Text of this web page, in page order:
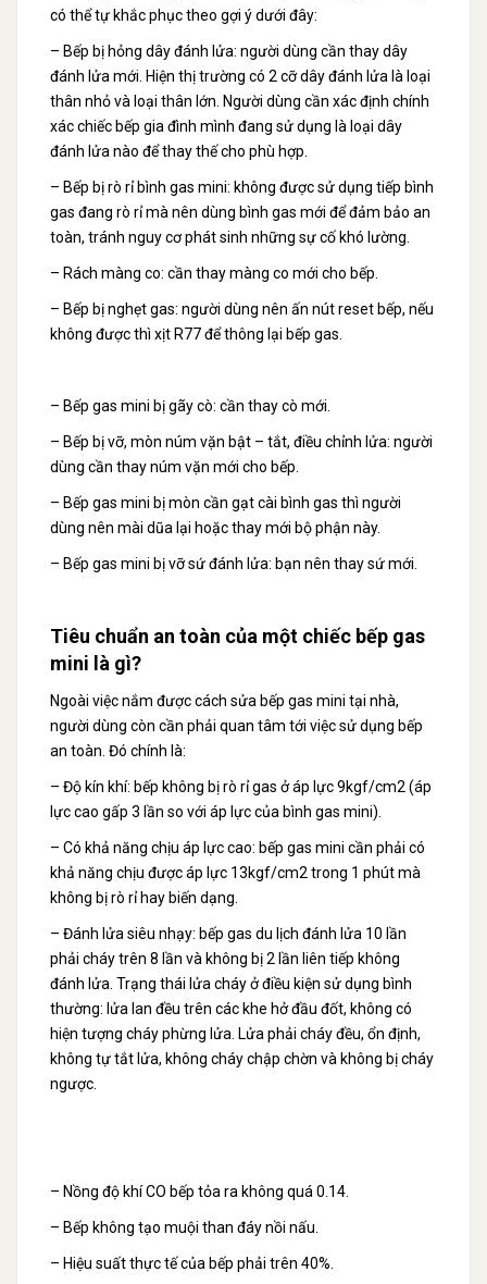
có thể tự khắc phục theo gợi ý dưới đây:
– Bếp bị hỏng dây đánh lửa: người dùng cần thay dây
đánh lửa mới. Hiện thị trường có 2 cỡ dây đánh lửa là loại
thân nhỏ và loại thân lớn. Người dùng cần xác định chính
xác chiếc bếp gia đình mình đang sử dụng là loại dây
đánh lửa nào để thay thế cho phù hợp.
– Bếp bị rò rỉ bình gas mini: không được sử dụng tiếp bình
gas đang rò rỉ mà nên dùng bình gas mới để đảm bảo an
toàn, tránh nguy cơ phát sinh những sự cố khó lường.
– Rách màng co: cần thay màng co mới cho bếp.
– Bếp bị nghẹt gas: người dùng nên ấn nút reset bếp, nếu
không được thì xịt R77 để thông lại bếp gas.
– Bếp gas mini bị gãy cò: cần thay cò mới.
– Bếp bị vỡ, mòn núm vặn bật – tắt, điều chỉnh lửa: người
dùng cần thay núm vặn mới cho bếp.
– Bếp gas mini bị mòn cần gạt cài bình gas thì người
dùng nên mài dũa lại hoặc thay mới bộ phận này.
– Bếp gas mini bị vỡ sứ đánh lửa: bạn nên thay sứ mới.
Tiêu chuẩn an toàn của một chiếc bếp gas
mini là gì?
Ngoài việc nắm được cách sửa bếp gas mini tại nhà,
người dùng còn cần phải quan tâm tới việc sử dụng bếp
an toàn. Đó chính là:
– Độ kín khí: bếp không bị rò rỉ gas ở áp lực 9kgf/cm2 (áp
lực cao gấp 3 lần so với áp lực của bình gas mini).
– Có khả năng chịu áp lực cao: bếp gas mini cần phải có
khả năng chịu được áp lực 13kgf/cm2 trong 1 phút mà
không bị rò rỉ hay biến dạng.
– Đánh lửa siêu nhạy: bếp gas du lịch đánh lửa 10 lần
phải cháy trên 8 lần và không bị 2 lần liên tiếp không
đánh lửa. Trạng thái lửa cháy ở điều kiện sử dụng bình
thường: lửa lan đều trên các khe hở đầu đốt, không có
hiện tượng cháy phừng lửa. Lửa phải cháy đều, ổn định,
không tự tắt lửa, không cháy chập chờn và không bị cháy
ngược.
– Nồng độ khí CO bếp tỏa ra không quá 0.14.
– Bếp không tạo muội than đáy nồi nấu.
– Hiệu suất thực tế của bếp phải trên 40%.